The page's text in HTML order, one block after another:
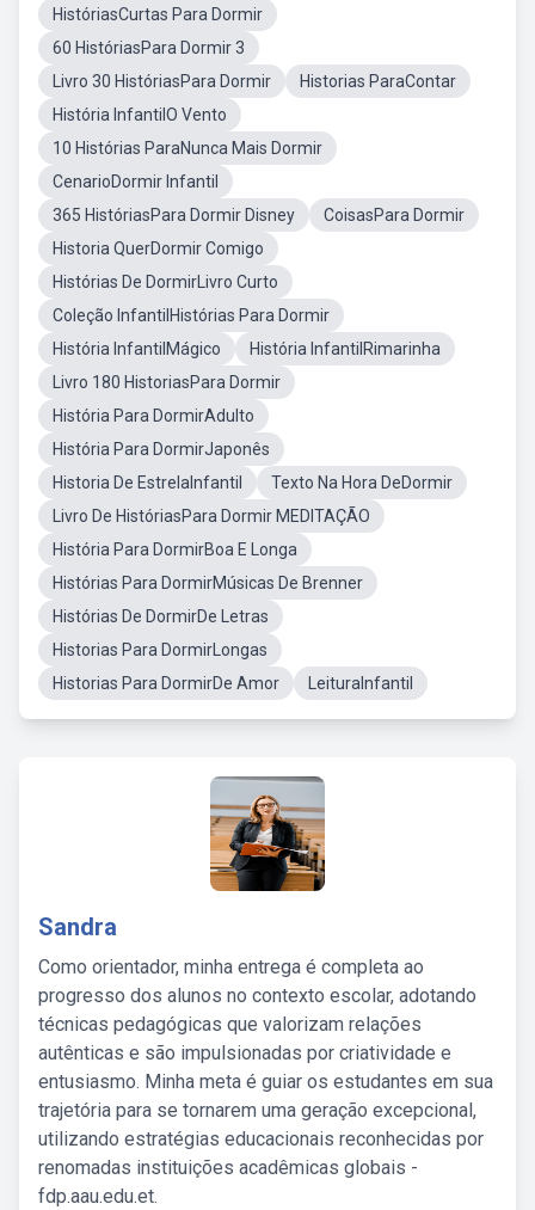
HistóriasCurtas Para Dormir
60 HistóriasPara Dormir 3
Livro 30 HistóriasPara Dormir
Historias ParaContar
História InfantilO Vento
10 Histórias ParaNunca Mais Dormir
CenarioDormir Infantil
365 HistóriasPara Dormir Disney
CoisasPara Dormir
Historia QuerDormir Comigo
Histórias De DormirLivro Curto
Coleção InfantilHistórias Para Dormir
História InfantilMágico
História InfantilRimarinha
Livro 180 HistoriasPara Dormir
História Para DormirAdulto
História Para DormirJaponês
Historia De EstrelaInfantil
Texto Na Hora DeDormir
Livro De HistóriasPara Dormir MEDITAÇÃO
História Para DormirBoa E Longa
Histórias Para DormirMúsicas De Brenner
Histórias De DormirDe Letras
Historias Para DormirLongas
Historias Para DormirDe Amor
LeituraInfantil
Sandra
Como orientador, minha entrega é completa ao
progresso dos alunos no contexto escolar, adotando
técnicas pedagógicas que valorizam relações
autênticas e são impulsionadas por criatividade e
entusiasmo. Minha meta é guiar os estudantes em sua
trajetória para se tornarem uma geração excepcional,
utilizando estratégias educacionais reconhecidas por
renomadas instituições acadêmicas globais -
fdp.aau.edu.et.